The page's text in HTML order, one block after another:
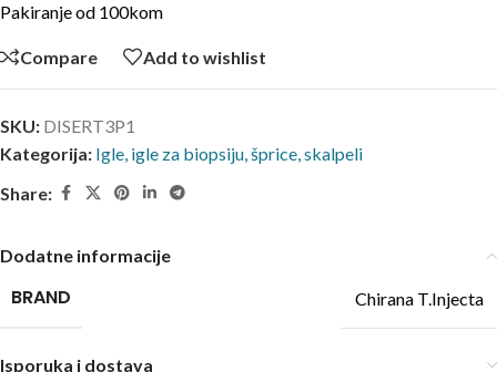
Pakiranje od 100kom
Compare Add to wishlist
SKU: DISERT3P1
Kategorija: Igle, igle za biopsiju, šprice, skalpeli
Share:
Dodatne informacije
BRAND Chirana T.Injecta
Isporuka i dostava